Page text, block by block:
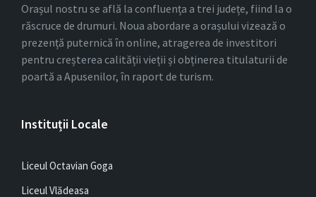
Orașul nostru se află la confluența a trei județe, fiind la o
răscruce de drumuri. Noua abordare a orașului vizează o
prezență puternică în online, atragerea de investitori
pentru creșterea calității vieții și obținerea titulaturii de
poartă a Apusenilor, în raport de turism.
Instituții Locale
Liceul Octavian Goga
Liceul Vlădeasa